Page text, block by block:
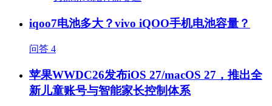
iqoo7电池多大？vivo iQOO手机电池容量？
问答 4
苹果WWDC26发布iOS 27/macOS 27，推出全
新儿童账号与智能家长控制体系